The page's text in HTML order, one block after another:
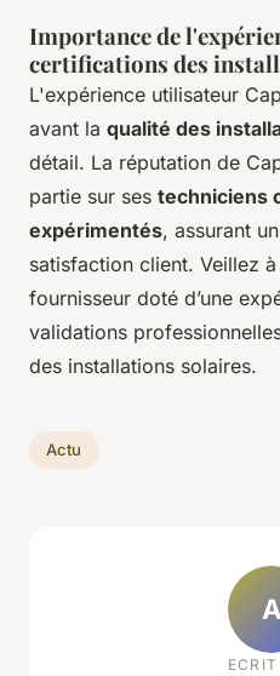
Importance de
certifications des
L'expérience utilisateur
avant la qualité des
détail. La réputation de
partie sur ses techniciens
expérimentés, assurant
satisfaction client. Veillez
fournisseur doté d’une
validations
des installations solaires.
Actu
A
ECRIT